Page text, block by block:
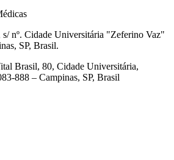
nº. Cidade Universitária "Zeferino Vaz"
SP, Brasil.
Brasil, 80, Cidade Universitária,
888 – Campinas, SP, Brasil